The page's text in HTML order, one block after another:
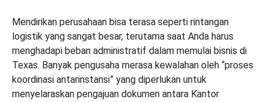
Mendirikan perusahaan bisa terasa seperti rintangan
logistik yang sangat besar, terutama saat Anda harus
menghadapi beban administratif dalam memulai bisnis di
Texas. Banyak pengusaha merasa kewalahan oleh “proses
koordinasi antarinstansi” yang diperlukan untuk
menyelaraskan pengajuan dokumen antara Kantor